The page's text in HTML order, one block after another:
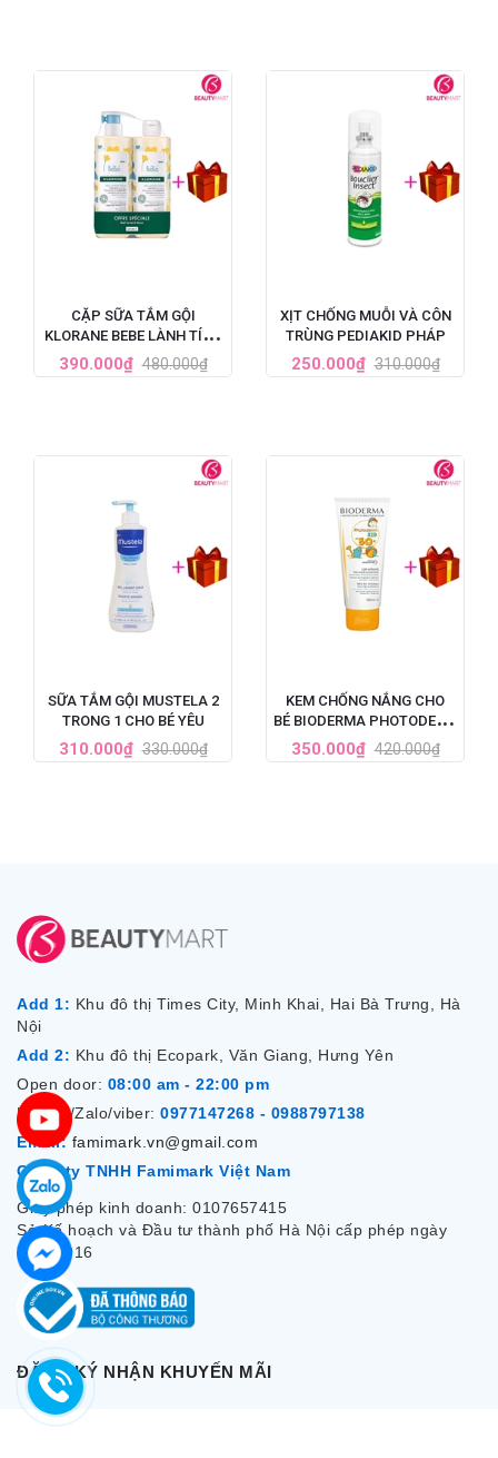
CẶP SỮA TẮM GỘI
KLORANE BEBE LÀNH TÍNH
CHO BÉ 500ML CỦA PHÁP
390.000₫ 480.000₫
XỊT CHỐNG MUỖI VÀ CÔN
TRÙNG PEDIAKID PHÁP
250.000₫ 310.000₫
SỮA TẮM GỘI MUSTELA 2
TRONG 1 CHO BÉ YÊU
310.000₫ 330.000₫
KEM CHỐNG NẮNG CHO
BÉ BIODERMA PHOTODERM
KID LAIT ENFANT SPF50+
100ML
350.000₫ 420.000₫
Add 1: Khu đô thị Times City, Minh Khai, Hai Bà Trưng, Hà
Nội
Add 2: Khu đô thị Ecopark, Văn Giang, Hưng Yên
Open door: 08:00 am - 22:00 pm
Hotline/Zalo/viber: 0977147268 - 0988797138
Email: famimark.vn@gmail.com
Công ty TNHH Famimark Việt Nam
Giấy phép kinh doanh: 0107657415
Sở Kế hoạch và Đầu tư thành phố Hà Nội cấp phép ngày
7/12/2016
ĐĂNG KÝ NHẬN KHUYẾN MÃI